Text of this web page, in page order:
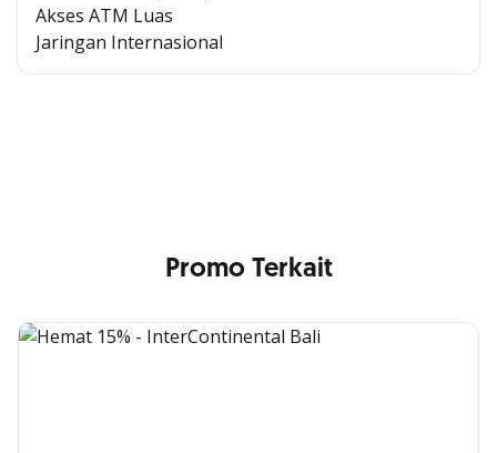
Akses ATM Luas
Jaringan Internasional
Cross Selling Banner Global
Promo Terkait